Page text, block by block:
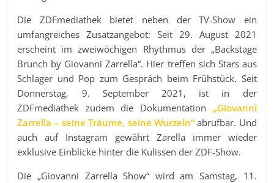
Die ZDFmediathek bietet neben der TV-Show ein
umfangreiches Zusatzangebot: Seit 29. August 2021
erscheint im zweiwöchigen Rhythmus der „Backstage
Brunch by Giovanni Zarrella“. Hier treffen sich Stars aus
Schlager und Pop zum Gespräch beim Frühstück. Seit
Donnerstag, 9. September 2021, ist in der
ZDFmediathek zudem die Dokumentation „Giovanni
Zarrella – seine Träume, seine Wurzeln“abrufbar. Und
auch auf Instagram gewährt Zarella immer wieder
exklusive Einblicke hinter die Kulissen der ZDF-Show.
Die „Giovanni Zarrella Show“ wird am Samstag, 11.